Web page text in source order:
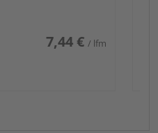
7,44 € / lfm